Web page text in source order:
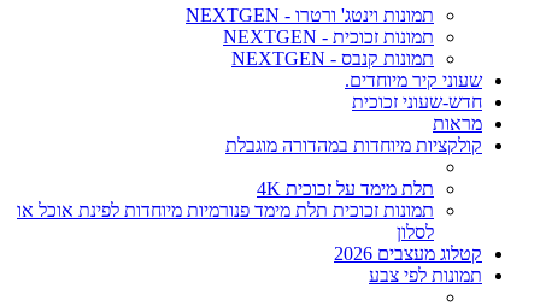
תמונות וינטג' ורטרו - NEXTGEN
תמונות זכוכית - NEXTGEN
תמונות קנבס - NEXTGEN
שעוני קיר מיוחדים.
חדש-שעוני זכוכית
מראות
קולקציות מיוחדות במהדורה מוגבלת
תלת מימד על זכוכית 4K
תמונות זכוכית תלת מימד פנורמיות מיוחדות לפינת אוכל או
לסלון
קטלוג מעצבים 2026
תמונות לפי צבע